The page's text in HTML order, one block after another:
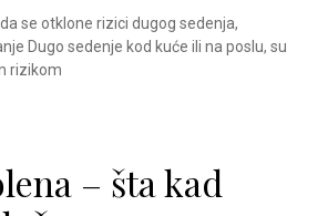
se otklone rizici dugog sedenja,
Dugo sedenje kod kuće ili na poslu, su
rizikom
– šta kad